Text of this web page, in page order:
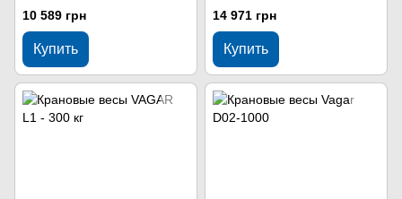
10 589 грн
Купить
14 971 грн
Купить